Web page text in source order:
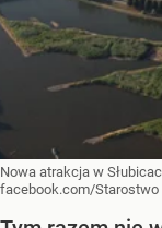
Nowa atrakcja w
facebook.com/Starostwo